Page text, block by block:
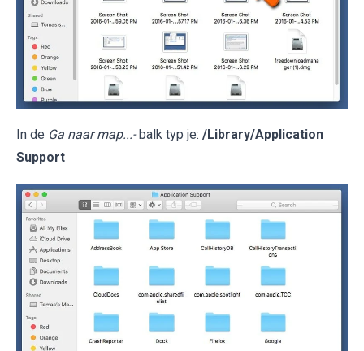
In de Ga naar map...- balk typ je: /Library/Application
Support